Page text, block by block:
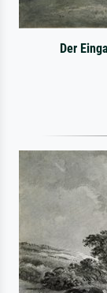
Der